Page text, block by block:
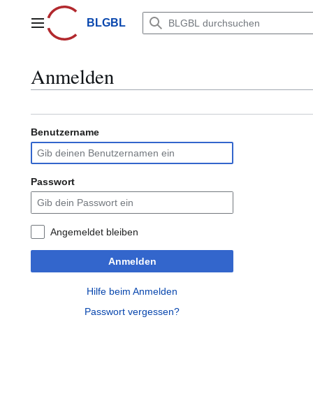
springenHauptmenüBLGBL
Anmelden
Benutzername
Passwort
Angemeldet bleiben
Anmelden
Hilfe beim Anmelden
Passwort vergessen?